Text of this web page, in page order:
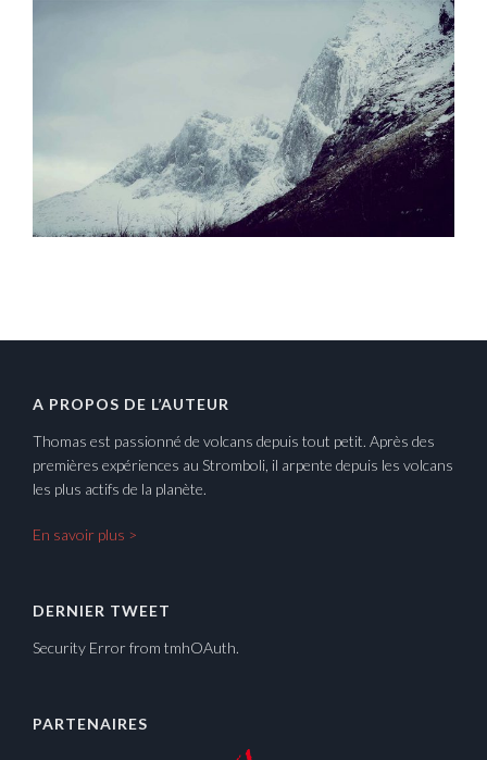
A PROPOS DE L’AUTEUR
Thomas est passionné de volcans depuis tout petit. Après des
premières expériences au Stromboli, il arpente depuis les volcans
les plus actifs de la planète.
En savoir plus >
DERNIER TWEET
Security Error from tmhOAuth.
PARTENAIRES